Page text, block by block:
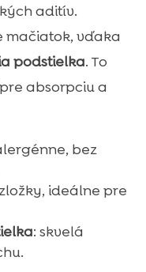
aditív.
mačiatok, vďaka
podstielka. To
absorpciu a
bez
ideálne pre
: skvelá